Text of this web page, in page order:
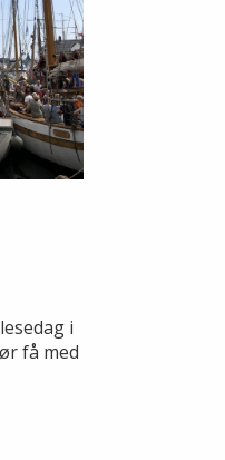
i
få med